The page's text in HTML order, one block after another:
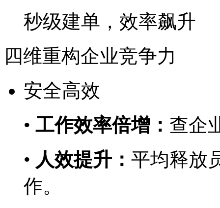
秒级建单，效率飙升
四维重构企业竞争力
安全高效
• 工作效率倍增： 查企
• 人效提升： 平均释放
作。